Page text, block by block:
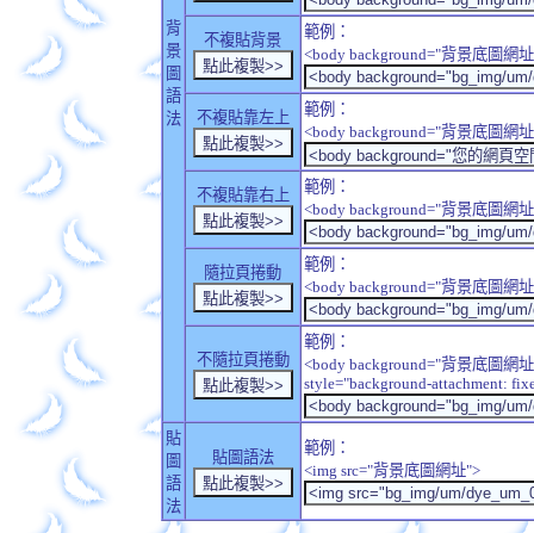
背
景
圖
語
法
不複貼背景
範例：
<body background="背景底圖網
不複貼靠左上
範例：
<body background="背景底圖網
不複貼靠右上
範例：
<body background="背景底圖網
隨拉頁捲動
範例：
<body background="背景底圖網
不隨拉頁捲動
範例：
<body background="背景底圖網
style="background-attachment:
貼
圖
語
法
貼圖語法
範例：
<img src="背景底圖網址">